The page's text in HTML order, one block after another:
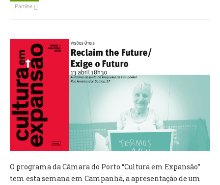
ROTEIRO TURÍSTICO
IMPRENSA
BRASÃO
FOTOS
VÍDEOS
AUTARQUIA
CONSTITUIÇÃO
PRESIDENTE
Partilhe
O programa da Câmara do Porto “Cultura em Expansão”
tem esta semana em Campanhã, a apresentação de um